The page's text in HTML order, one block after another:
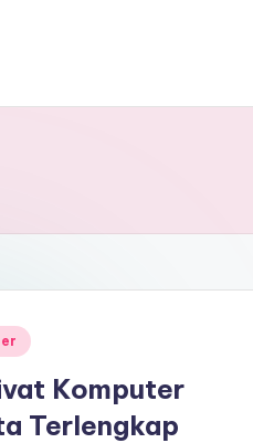
Komputer
Terlengkap